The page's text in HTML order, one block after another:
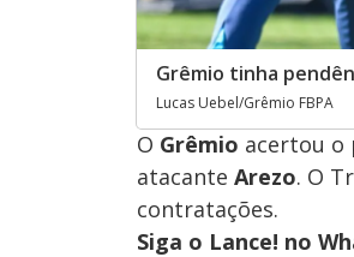
Grêmio tinha
Lucas Uebel/Grêmio FBPA
O Grêmio acertou o
atacante Arezo. O
contratações.
Siga o Lance! no